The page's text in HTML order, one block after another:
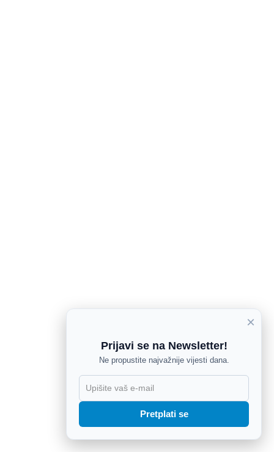
×
Prijavi se na Newsletter!
Ne propustite najvažnije vijesti dana.
Pretplati se